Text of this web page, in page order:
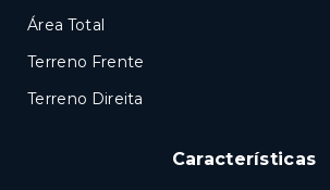
Características
Área Total
Terreno Frente
Terreno Direita